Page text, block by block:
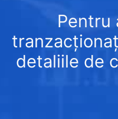
Pentru
detaliile de